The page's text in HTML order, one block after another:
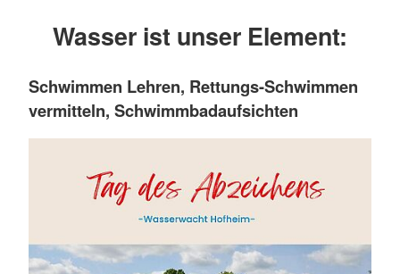
Wasser ist unser Element:
Schwimmen Lehren, Rettungs-Schwimmen
vermitteln, Schwimmbadaufsichten